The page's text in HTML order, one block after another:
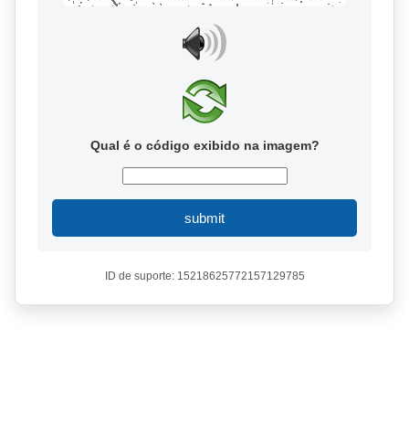
Qual é o código exibido na imagem?
submit
ID de suporte: 15218625772157129785